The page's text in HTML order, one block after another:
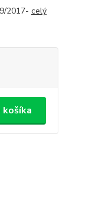
2017- celý
košíka